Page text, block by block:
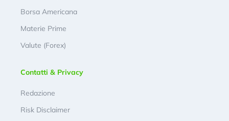
Borsa Americana
Materie Prime
Valute (Forex)
Contatti & Privacy
Redazione
Risk Disclaimer